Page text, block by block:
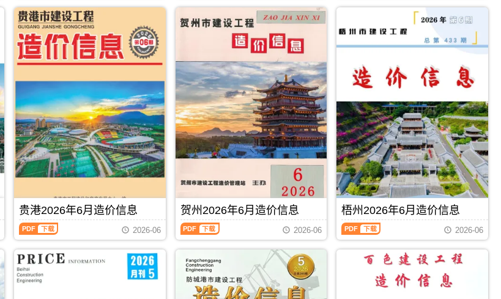
年
6
月
造
价
信
建
设
工
程
造
价
信
息)，
池
市
建
设
工
程
造
价
信
PDF 下载
年
息
(防
城
港
建
设
工
程
价
息)，
防
城
港
市
建
设
工
程
PDF 下载
月
造
（钦
设
工
程
造
价
信
息）
期
刊，
由
钦
州
市
建
PDF 下载
贵港2026年6月造价信息
贵
港
年
6
月
2026-06
贺州2026年6月造价信息
贺
州
月
2026-06
梧州2026年6月造价信息
梧
州
2026-06